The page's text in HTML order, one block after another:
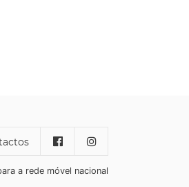
a rede móvel nacional